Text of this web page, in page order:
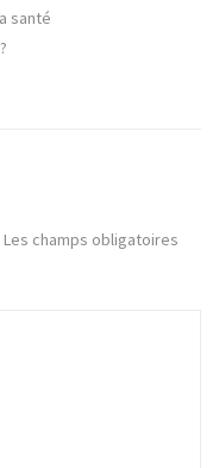
santé
Les champs obligatoires